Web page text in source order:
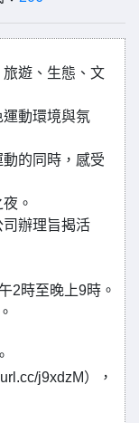
遊、生態、文
動環境與氛
的同時，感受
。
辦理旨揭活
2時至晚上9時。
j9xdzM），